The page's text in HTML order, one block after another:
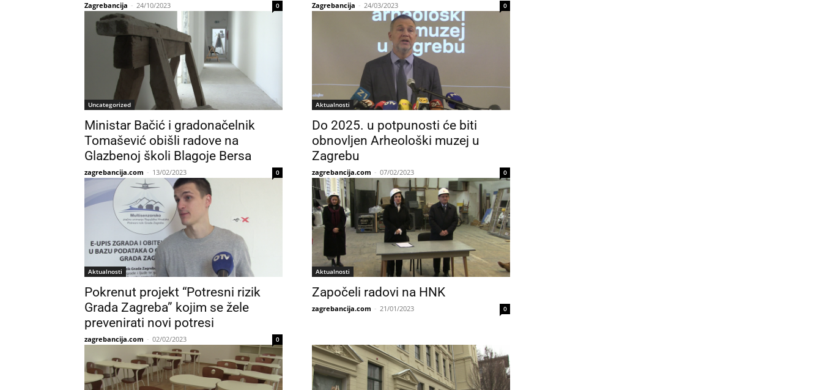
Zagrebancija - 24/10/2023 0 Zagrebancija - 24/03/2023 0
Uncategorized
Ministar Bačić i gradonačelnik
Tomašević obišli radove na
Glazbenoj školi Blagoje Bersa
zagrebancija.com - 13/02/2023 0
Aktualnosti
Do 2025. u potpunosti će biti
obnovljen Arheološki muzej u
Zagrebu
zagrebancija.com - 07/02/2023 0
Aktualnosti
Pokrenut projekt “Potresni rizik
Grada Zagreba” kojim se žele
prevenirati novi potresi
zagrebancija.com - 02/02/2023 0
Aktualnosti
Započeli radovi na HNK
zagrebancija.com - 21/01/2023 0